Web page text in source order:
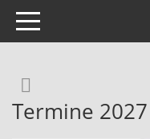
Toggle navigation
Termine 2027